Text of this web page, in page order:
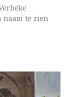
te zien